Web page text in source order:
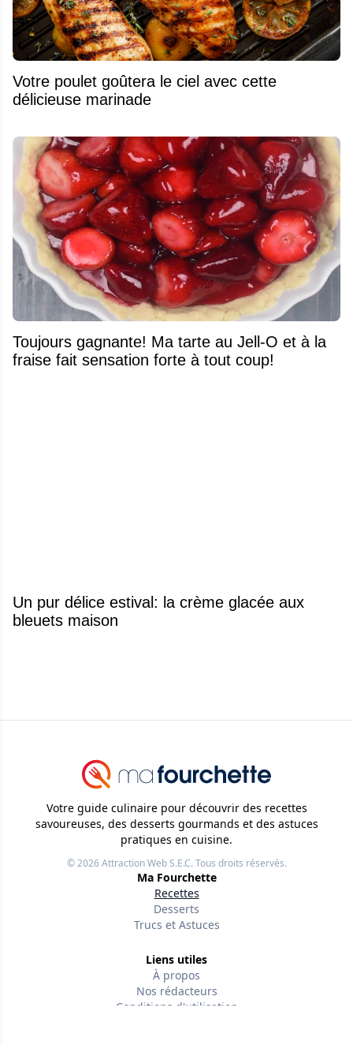
Votre poulet goûtera le ciel avec cette
délicieuse marinade
Toujours gagnante! Ma tarte au Jell-O et à la
fraise fait sensation forte à tout coup!
Un pur délice estival: la crème glacée aux
bleuets maison
Votre guide culinaire pour découvrir des recettes
savoureuses, des desserts gourmands et des astuces
pratiques en cuisine.
© 2026Attraction Web S.E.C.Tous droits réservés.
Ma Fourchette
Recettes
Desserts
Trucs et Astuces
Liens utiles
À propos
Nos rédacteurs
Conditions d'utilisation